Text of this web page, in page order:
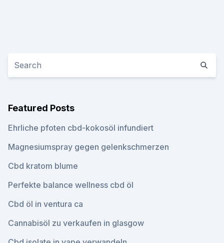
Featured Posts
Ehrliche pfoten cbd-kokosöl infundiert
Magnesiumspray gegen gelenkschmerzen
Cbd kratom blume
Perfekte balance wellness cbd öl
Cbd öl in ventura ca
Cannabisöl zu verkaufen in glasgow